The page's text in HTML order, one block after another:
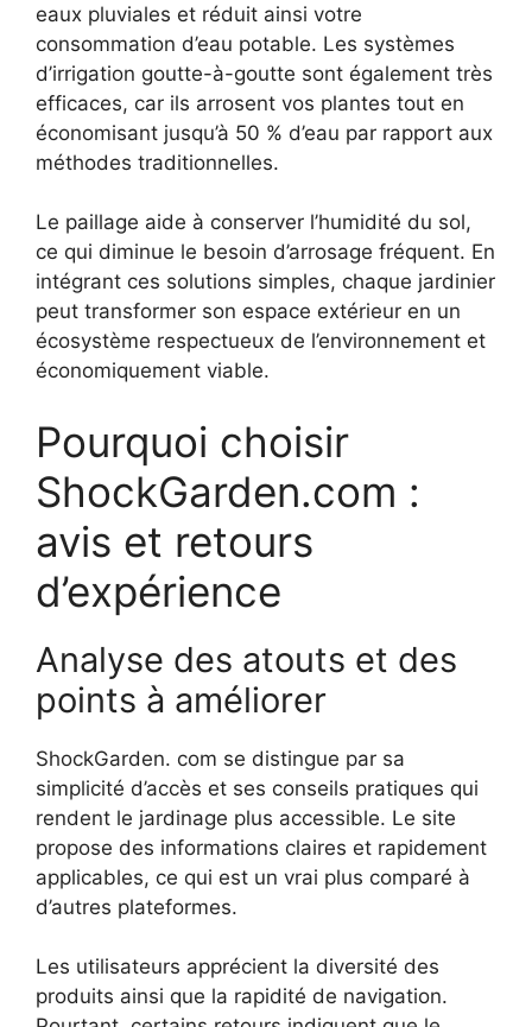
eaux pluviales et réduit ainsi votre
consommation d’eau potable. Les systèmes
d’irrigation goutte-à-goutte sont également très
efficaces, car ils arrosent vos plantes tout en
économisant jusqu’à 50 % d’eau par rapport aux
méthodes traditionnelles.
Le paillage aide à conserver l’humidité du sol,
ce qui diminue le besoin d’arrosage fréquent. En
intégrant ces solutions simples, chaque jardinier
peut transformer son espace extérieur en un
écosystème respectueux de l’environnement et
économiquement viable.
Pourquoi choisir
ShockGarden.com :
avis et retours
d’expérience
Analyse des atouts et des
points à améliorer
ShockGarden. com se distingue par sa
simplicité d’accès et ses conseils pratiques qui
rendent le jardinage plus accessible. Le site
propose des informations claires et rapidement
applicables, ce qui est un vrai plus comparé à
d’autres plateformes.
Les utilisateurs apprécient la diversité des
produits ainsi que la rapidité de navigation.